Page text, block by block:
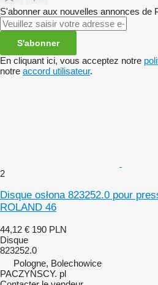
S'abonner aux nouvelles annonces de
S'abonner
En cliquant ici, vous acceptez notre
notre accord utilisateur.
2
Disque osłona 823252.0 pour
ROLAND 46
44,12 € 190 PLN
Disque
823252.0
Pologne, Bolechowice
PACZYŃSCY. pl